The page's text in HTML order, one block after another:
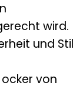
wird.
und Stil
von